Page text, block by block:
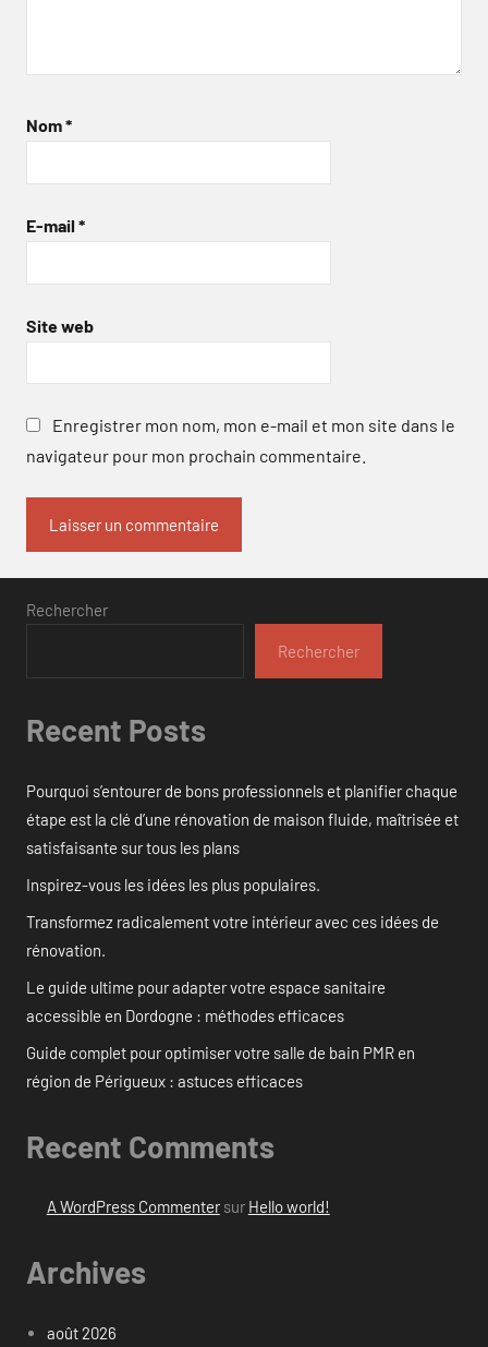
Nom*
E-mail *
Site web
Enregistrer mon nom, mon e-mail et mon site dans le
navigateur pour mon prochain commentaire.
Rechercher
Rechercher
Recent Posts
Pourquoi s’entourer de bons professionnels et planifier chaque
étape est la clé d’une rénovation de maison fluide, maîtrisée et
satisfaisante sur tous les plans
Inspirez-vous les idées les plus populaires.
Transformez radicalement votre intérieur avec ces idées de
rénovation.
Le guide ultime pour adapter votre espace sanitaire
accessible en Dordogne : méthodes efficaces
Guide complet pour optimiser votre salle de bain PMR en
région de Périgueux : astuces efficaces
Recent Comments
A WordPress Commentersur Hello world!
Archives
août 2026